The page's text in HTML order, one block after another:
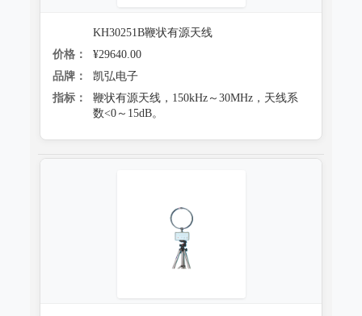
KH30251B鞭状有源天线
价格：
¥29640.00
品牌：
凯弘电子
指标：
鞭状有源天线，150kHz～30MHz，天线系
数<0～15dB。